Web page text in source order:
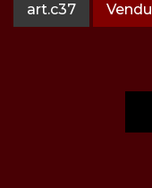
art.c37